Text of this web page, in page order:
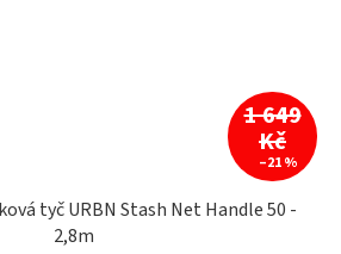
1 649
Kč
–21 %
tyč URBN Stash Net Handle 50 -
2,8m